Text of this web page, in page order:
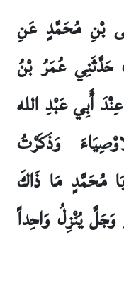
بْنِ مُحَمَّدٍ عَنِ
حَدَّثَنِي عُمَرُ بْنُ
أَبِي عَبْدِ الله
وَذَكَرْتُ
مُحَمَّدٍ مَا ذَاكَ
وَجَلَّ يُنْزِلُ وَاحِداً